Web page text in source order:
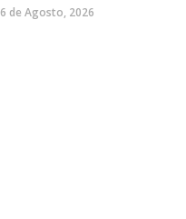
6 de Agosto, 2026